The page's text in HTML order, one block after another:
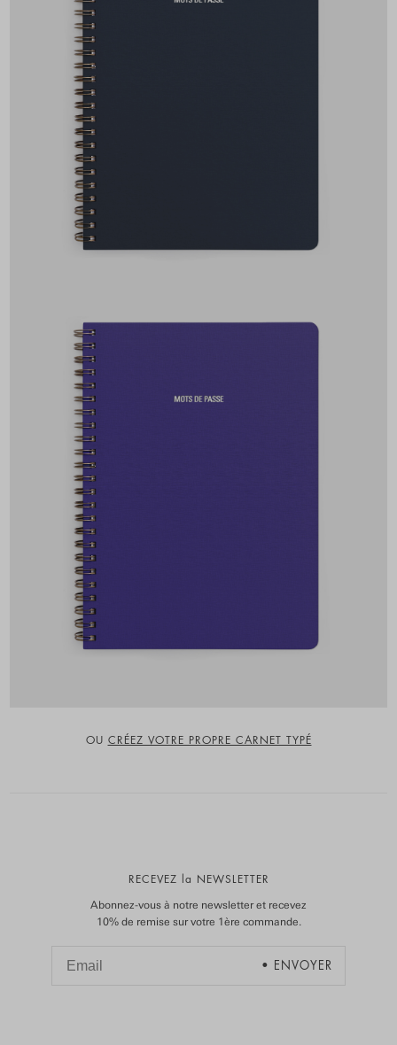
OU CRÉEZ VOTRE PROPRE CARNET TYPÉ
RECEVEZ la NEWSLETTER
Abonnez-vous à notre newsletter et recevez
10% de remise sur votre 1ère commande.